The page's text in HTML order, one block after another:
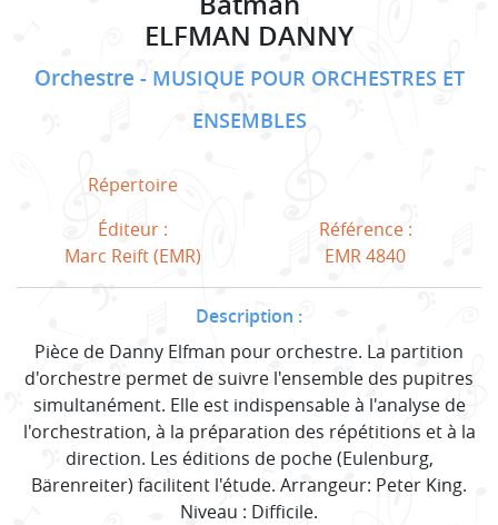
ELFMAN DANNY
Orchestre
MUSIQUE POUR ORCHESTRES ET
ENSEMBLES
Répertoire
Éditeur :
Marc Reift (EMR)
Référence :
EMR 4840
Description :
Pièce de Danny Elfman pour orchestre. La partition
d'orchestre permet de suivre l'ensemble des pupitres
simultanément. Elle est indispensable à l'analyse de
l'orchestration, à la préparation des répétitions et à la
direction. Les éditions de poche (Eulenburg,
Bärenreiter) facilitent l'étude. Arrangeur: Peter King.
Niveau : Difficile.